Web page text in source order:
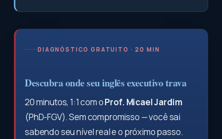
DIAGNÓSTICO GRATUITO · 20 MIN
Descubra onde seu inglês executivo trava
20 minutos, 1:1 com oProf. Micael Jardim
(PhD-FGV). Sem compromisso — você sai
sabendo seu nível real e o próximo passo.